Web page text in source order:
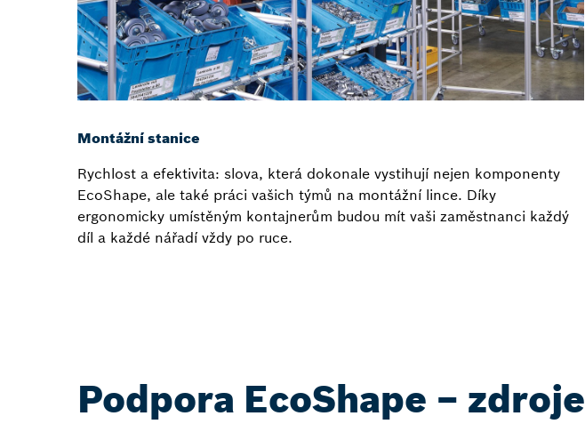
Montážní stanice
Rychlost a efektivita: slova, která dokonale vystihují nejen komponenty
EcoShape, ale také práci vašich týmů na montážní lince. Díky
ergonomicky umístěným kontajnerům budou mít vaši zaměstnanci každý
díl a každé nářadí vždy po ruce.
Podpora EcoShape – zdroje